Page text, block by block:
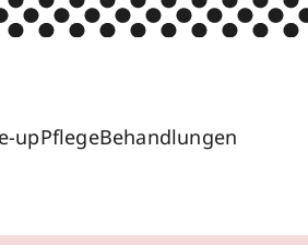
upPflegeBehandlungen